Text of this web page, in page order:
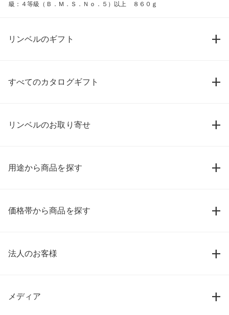
級：４等級（Ｂ．Ｍ．Ｓ．Ｎｏ．５）以上 ８６０ｇ
リンベルのギフト
すべてのカタログギフト
リンベルのお取り寄せ
用途から商品を探す
価格帯から商品を探す
法人のお客様
メディア